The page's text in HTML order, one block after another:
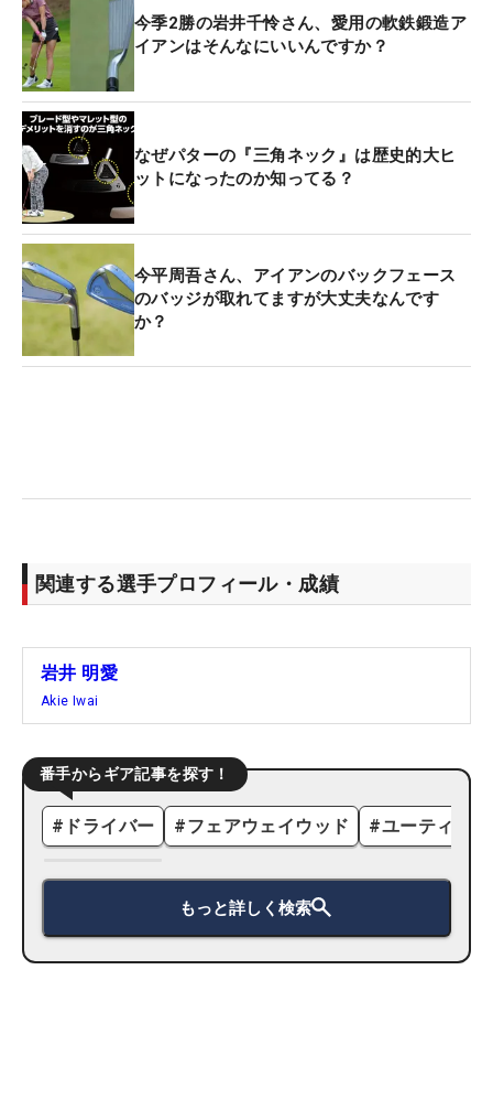
今季2勝の岩井千怜さん、愛用の軟鉄鍛造ア
イアンはそんなにいいんですか？
なぜパターの『三角ネック』は歴史的大ヒ
ットになったのか知ってる？
今平周吾さん、アイアンのバックフェース
のバッジが取れてますが大丈夫なんです
か？
関連する選手プロフィール・成績
岩井 明愛
Akie Iwai
番手からギア記事を探す！
# ドライバー #フェアウェイウッド #ユーティリ
もっと詳しく検索